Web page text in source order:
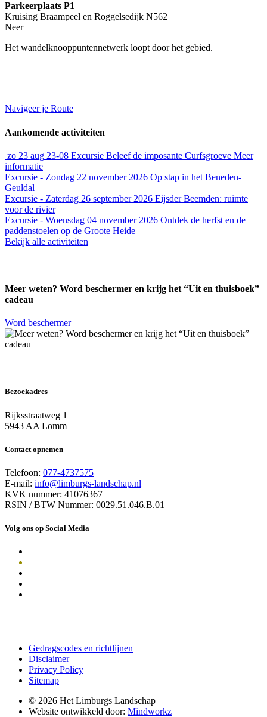
Parkeerplaats P1
Kruising Braampeel en Roggelsedijk N562
Neer
Het wandelknooppuntennetwerk loopt door het gebied.
Navigeer je Route
Aankomende activiteiten
zo 23 aug 23-08 Excursie Beleef de imposante Curfsgroeve Meer
informatie
Excursie - Zondag 22 november 2026 Op stap in het Beneden-
Geuldal
Excursie - Zaterdag 26 september 2026 Eijsder Beemden: ruimte
voor de rivier
Excursie - Woensdag 04 november 2026 Ontdek de herfst en de
paddenstoelen op de Groote Heide
Bekijk alle activiteiten
Meer weten? Word beschermer en krijg het “Uit en thuisboek”
cadeau
Word beschermer
Bezoekadres
Rijksstraatweg 1
5943 AA Lomm
Contact opnemen
Telefoon: 077-4737575
E-mail: info@limburgs-landschap.nl
KVK nummer: 41076367
RSIN / BTW Nummer: 0029.51.046.B.01
Volg ons op Social Media
Gedragscodes en richtlijnen
Disclaimer
Privacy Policy
Sitemap
© 2026 Het Limburgs Landschap
Website ontwikkeld door: Mindworkz